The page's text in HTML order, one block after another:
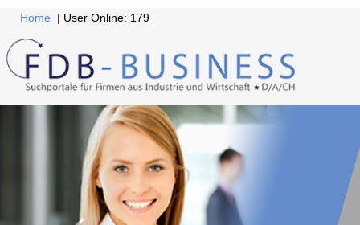
Home | User Online: 179